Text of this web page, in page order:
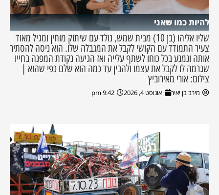
להיות כמו שאני
שליו אליהו (בן 10) מבית שמש, נולד עם שיתוק מוחין ומגיל מאוד
צעיר התמודד עם הקושי לקבל את המגבלה שלו. הוא ניסה להסתיר
אותה ונמנע בכל כוחו לשתף עלייה ואז הגיעה נקודת המפנה בחייו
שגרמה לו לקבל את עצמו ולהבין עד כמה הוא שלם כפי שהוא |
צילום: אורי מאירוביץ
מירב בן יאיר אוגוסט 4, 2026 9:42 pm